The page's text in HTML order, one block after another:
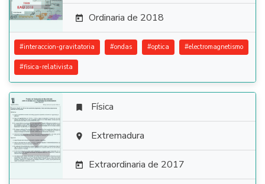
 Ordinaria de 2018
#interaccion-gravitatoria #ondas #optica #electromagnetismo
#fisica-relativista

 Física
 Extremadura
 Extraordinaria de 2017